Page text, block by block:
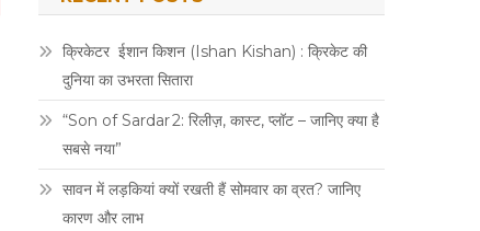
क्रिकेटर ईशान किशन (Ishan Kishan) : क्रिकेट की
दुनिया का उभरता सितारा
“Son of Sardar 2: रिलीज़, कास्ट, प्लॉट – जानिए क्या है
सबसे नया”
सावन में लड़कियां क्यों रखती हैं सोमवार का व्रत? जानिए
कारण और लाभ